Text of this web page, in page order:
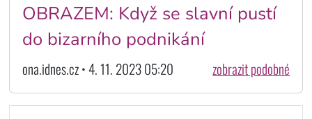
OBRAZEM: Když se slavní pustí
do bizarního podnikání
ona.idnes.cz • 4. 11. 2023 05:20 zobrazit podobné